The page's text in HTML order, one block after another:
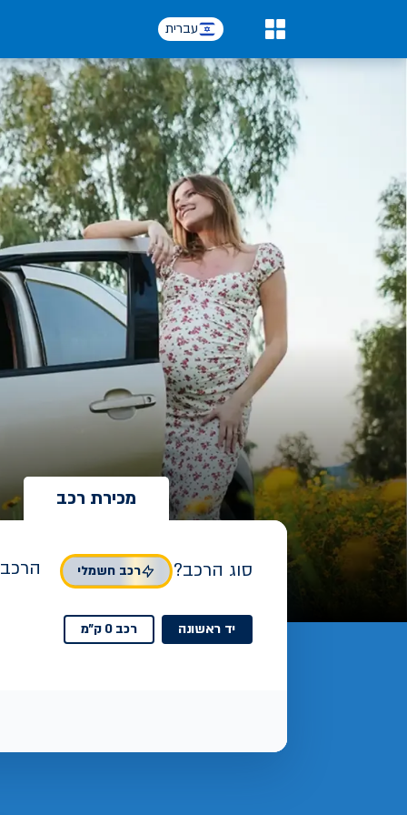
עברית
מכירת רכב
סוג הרכב? רכב חשמלי
יד ראשונה רכב 0 ק"מ